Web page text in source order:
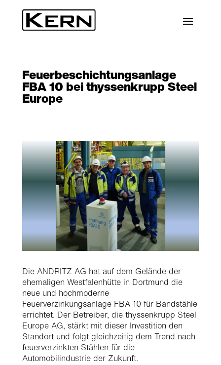
Feuerbeschichtungsanlage
FBA 10 bei thyssenkrupp Steel
Europe
Die ANDRITZ AG hat auf dem Gelände der
ehemaligen Westfalenhütte in Dortmund die
neue und hochmoderne
Feuerverzinkungsanlage FBA 10 für Bandstähle
errichtet. Der Betreiber, die thyssenkrupp Steel
Europe AG, stärkt mit dieser Investition den
Standort und folgt gleichzeitig dem Trend nach
feuerverzinkten Stählen für die
Automobilindustrie der Zukunft.